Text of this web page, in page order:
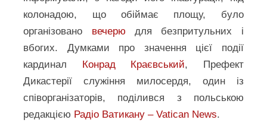
колонадою, що обіймає площу, було
організовано вечерю для безпритульних і
вбогих. Думками про значення цієї події
кардинал Конрад Краєвський, Префект
Дикастерії служіння милосердя, один із
співорганізаторів, поділився з польською
редакцією Радіо Ватикану – Vatican News.